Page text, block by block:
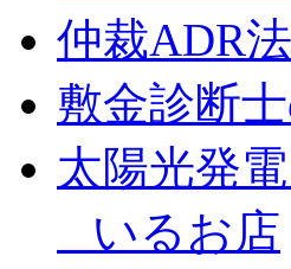
仲裁ADR
敷金診断
太陽光発
いるお店